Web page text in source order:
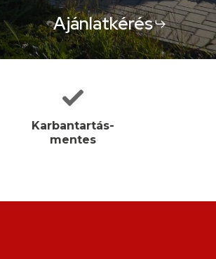
Ajánlatkérés
Karbantartás-
mentes